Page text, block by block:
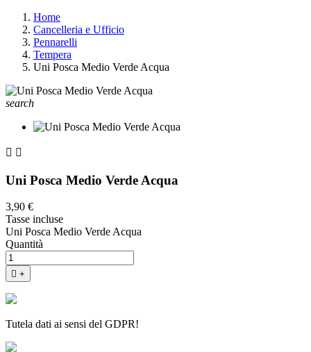
Home
Cancelleria e Ufficio
Pennarelli
Tempera
Uni Posca Medio Verde Acqua
search
 
Uni Posca Medio Verde Acqua
3,90 €
Tasse incluse
Uni Posca Medio Verde Acqua
Quantità
 +
Tutela dati ai sensi del GDPR!